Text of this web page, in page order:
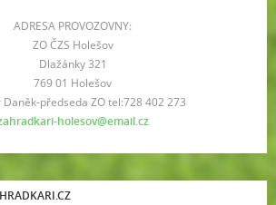
ADRESA PROVOZOVNY:
ZO ČZS Holešov
Dlažánky 321
769 01 Holešov
předseda ZO tel:728 402 273
holesov@email.cz